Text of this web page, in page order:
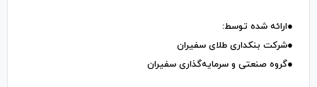
●ارائه شده توسط:
●شرکت بنکداری طلای سفیران
●گروه صنعتی و سرمایه‌گذاری سفیران